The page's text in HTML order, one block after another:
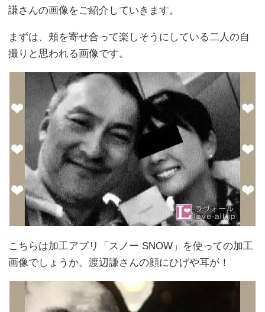
謙さんの画像をご紹介していきます。
まずは、頬を寄せ合って楽しそうにしている二人の自
撮りと思われる画像です。
こちらは加工アプリ「スノー SNOW」を使っての加工
画像でしょうか。渡辺謙さんの顔にひげや耳が！